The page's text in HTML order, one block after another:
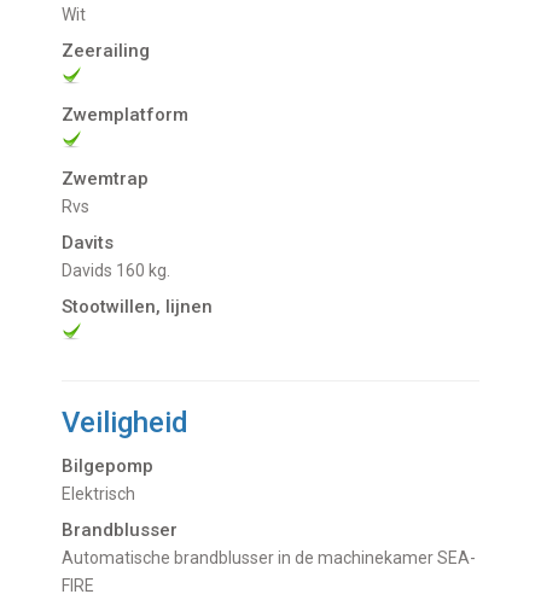
Wit
Zeerailing
Zwemplatform
Zwemtrap
Rvs
Davits
Davids 160 kg.
Stootwillen, lijnen
Veiligheid
Bilgepomp
Elektrisch
Brandblusser
Automatische brandblusser in de machinekamer SEA-
FIRE